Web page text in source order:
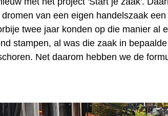
dromen van een eigen handelszaak
twee jaar konden op die manier al
stampen, al was die zaak in
Net daarom hebben we de